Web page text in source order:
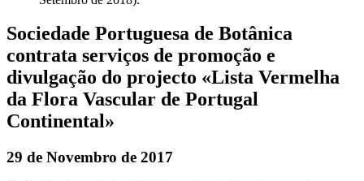
Sociedade Portuguesa de Botânica
contrata serviços de promoção e
divulgação do projecto «Lista Vermelha
da Flora Vascular de Portugal
Continental»
29 de Novembro de 2017